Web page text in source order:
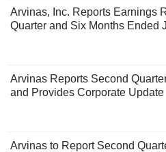
Arvinas, Inc. Reports Earnings
Quarter and Six Months Ended
Arvinas Reports Second
and Provides Corporate Update
Arvinas to Report Second